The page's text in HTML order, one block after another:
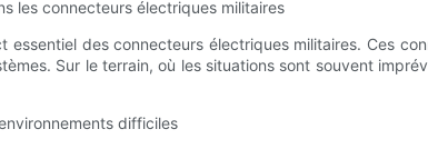
les connecteurs électriques militaires
essentiel des connecteurs électriques militaires. Ces
Sur le terrain, où les situations sont souvent
difficiles